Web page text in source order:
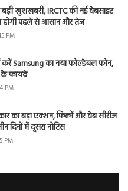
बड़ी खुशखबरी, IRCTC की नई वेबसाइट
होगी पहले से आसान और तेज
PM
करें Samsung का नया फोल्डेबल फोन,
फायदे
PM
का बड़ा एक्शन, फिल्में और वेब सीरीज
दिनों में दूसरा नोटिस
PM